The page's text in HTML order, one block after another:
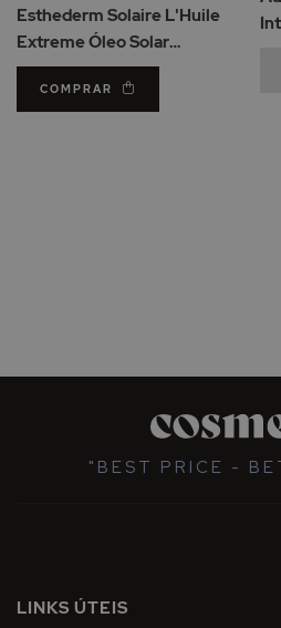
Esthederm Solaire L'Huile
Extreme Óleo Solar
Proteção Elevada 150ml
COMPRAR
"BEST PRICE -
LINKS ÚTEIS